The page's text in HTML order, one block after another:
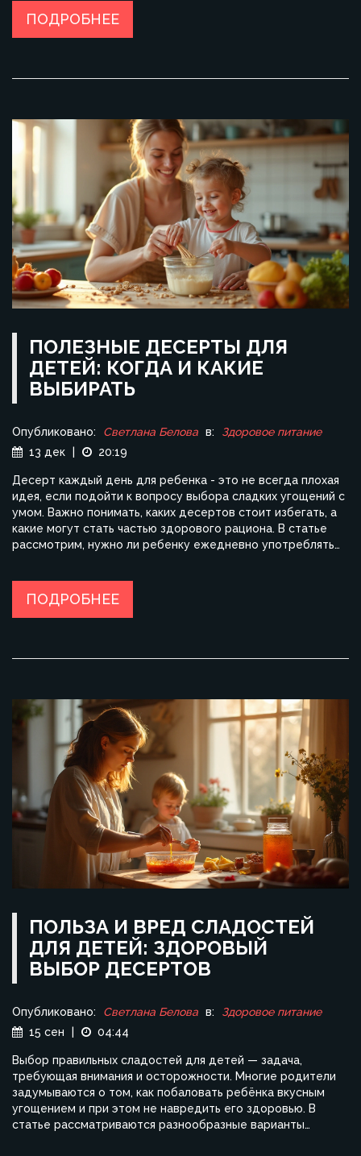
помогать детям принимать осознанные решения в выборе
пищи. Этому служат практические рекомендации и
ПОДРОБНЕЕ
ПОЛЕЗНЫЕ ДЕСЕРТЫ ДЛЯ
ДЕТЕЙ: КОГДА И КАКИЕ
ВЫБИРАТЬ
Опубликовано: Светлана Белова в:
Здоровое питание
13 дек
20:19
Десерт каждый день для ребенка - это не всегда плохая
идея, если подойти к вопросу выбора сладких угощений с
умом. Важно понимать, каких десертов стоит избегать, а
какие могут стать частью здорового рациона. В статье
рассмотрим, нужно ли ребенку ежедневно употреблять
приготовить дома. Подходящий подход к десертам
может порадовать сладкоежек малышей, сохраняя их
ПОДРОБНЕЕ
ПОЛЬЗА И ВРЕД СЛАДОСТЕЙ
ДЛЯ ДЕТЕЙ: ЗДОРОВЫЙ
ВЫБОР ДЕСЕРТОВ
Опубликовано: Светлана Белова в:
Здоровое питание
15 сен
04:44
Выбор правильных сладостей для детей — задача,
требующая внимания и осторожности. Многие родители
задумываются о том, как побаловать ребёнка вкусным
угощением и при этом не навредить его здоровью. В
статье рассматриваются разнообразные варианты